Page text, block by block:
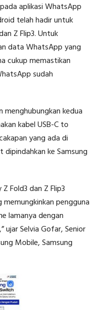
aplikasi WhatsApp
telah hadir untuk
Z Flip3. Untuk
data WhatsApp yang
cukup memastikan
sudah
menghubungkan kedua
kabel USB-C to
yang ada di
ke Samsung
Fold3 dan Z Flip3
pengguna
lamanya dengan
Selvia Gofar, Senior
Mobile, Samsung